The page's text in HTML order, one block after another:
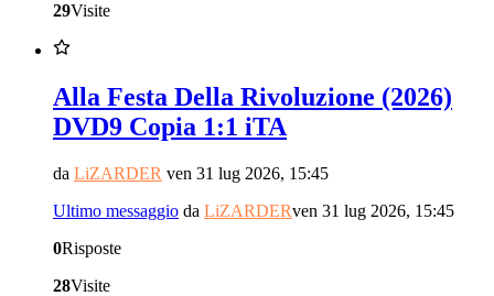
29Visite
Alla Festa Della Rivoluzione (2026)
DVD9 Copia 1:1 iTA
da LiZARDER ven 31 lug 2026, 15:45
Ultimo messaggio da LiZARDERven 31 lug 2026, 15:45
0Risposte
28Visite